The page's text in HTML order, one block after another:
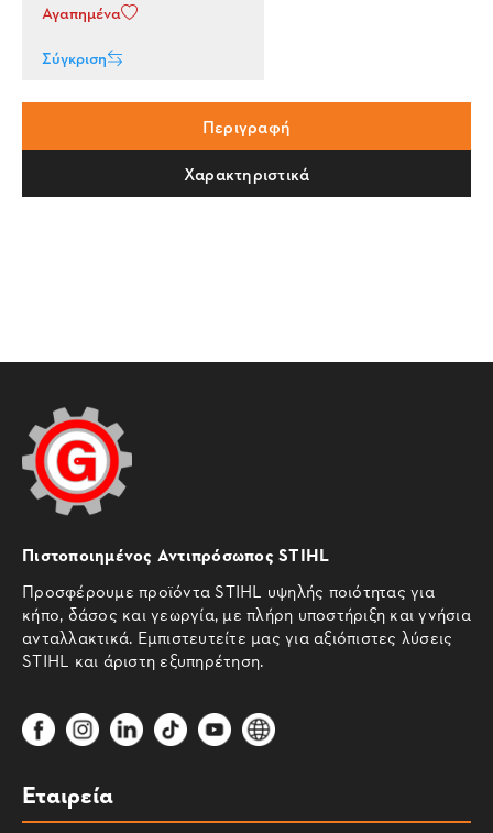
Αγαπημένα
Σύγκριση
Περιγραφή
Χαρακτηριστικά
Πιστοποιημένος Αντιπρόσωπος STIHL
Προσφέρουμε προϊόντα STIHL υψηλής ποιότητας για
κήπο, δάσος και γεωργία, με πλήρη υποστήριξη και γνήσια
ανταλλακτικά. Εμπιστευτείτε μας για αξιόπιστες λύσεις
STIHL και άριστη εξυπηρέτηση.
Εταιρεία